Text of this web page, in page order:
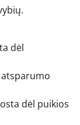
dėl
dėl puikios